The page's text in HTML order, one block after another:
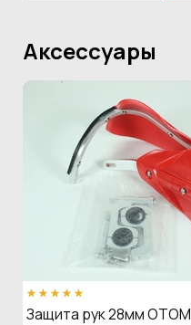
Аксессуары
Защита рук 28мм OTOM